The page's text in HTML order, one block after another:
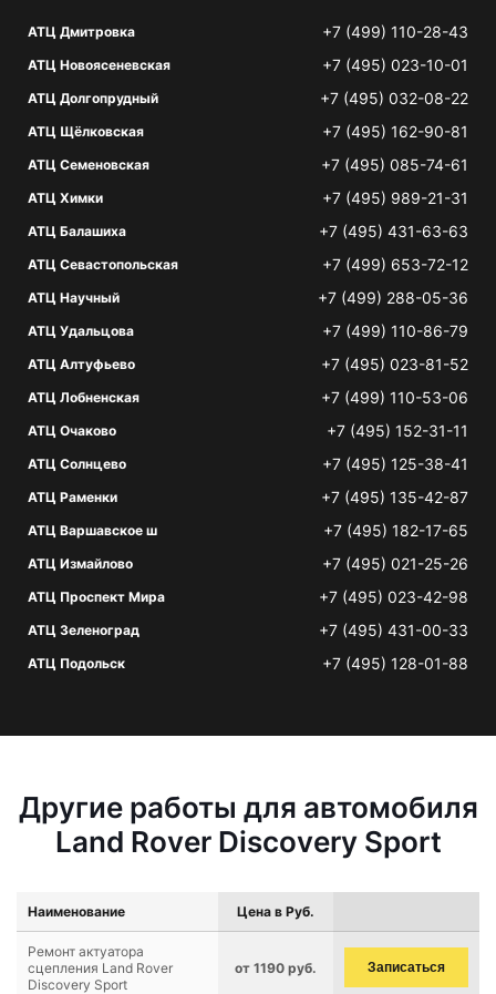
АТЦ Дмитровка +7 (499) 110-28-43
АТЦ Новоясеневская +7 (495) 023-10-01
АТЦ Долгопрудный +7 (495) 032-08-22
АТЦ Щёлковская +7 (495) 162-90-81
АТЦ Семеновская +7 (495) 085-74-61
АТЦ Химки +7 (495) 989-21-31
АТЦ Балашиха +7 (495) 431-63-63
АТЦ Севастопольская +7 (499) 653-72-12
АТЦ Научный +7 (499) 288-05-36
АТЦ Удальцова +7 (499) 110-86-79
АТЦ Алтуфьево +7 (495) 023-81-52
АТЦ Лобненская +7 (499) 110-53-06
АТЦ Очаково +7 (495) 152-31-11
АТЦ Солнцево +7 (495) 125-38-41
АТЦ Раменки +7 (495) 135-42-87
АТЦ Варшавское ш +7 (495) 182-17-65
АТЦ Измайлово +7 (495) 021-25-26
АТЦ Проспект Мира +7 (495) 023-42-98
АТЦ Зеленоград +7 (495) 431-00-33
АТЦ Подольск +7 (495) 128-01-88
Другие работы для автомобиля
Land Rover Discovery Sport
Наименование Цена в Руб.
Ремонт актуатора
сцепления Land Rover
Discovery Sport
от 1190 руб. Записаться